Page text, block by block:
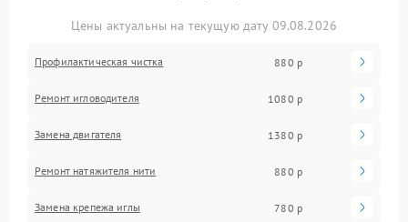
Цены актуальны на текущую дату 09.08.2026
Профилактическая чистка 880 р
Ремонт игловодителя 1080 р
Замена двигателя 1380 р
Ремонт натяжителя нити 880 р
Замена крепежа иглы 780 р